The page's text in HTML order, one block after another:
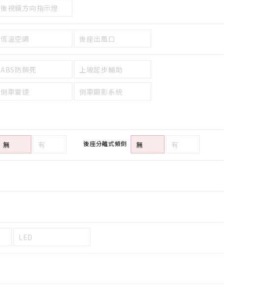
後視鏡方向指示燈
恆溫空調 後座出風口
ABS防鎖死 上坡起步輔助
倒車雷達 倒車顯影系統
無 有 後座分離式傾倒 無 有
LED